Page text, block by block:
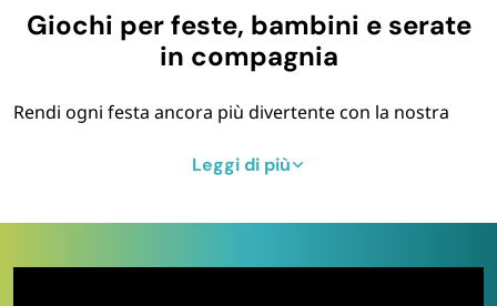
Giochi per feste, bambini e serate
in compagnia
Rendi ogni festa ancora più divertente con la nostra
In questa categoria trovi soluzioni adatte a tutte le età:
party, aigiochi da tavoloideali per serate tra amici o
Leggi di più